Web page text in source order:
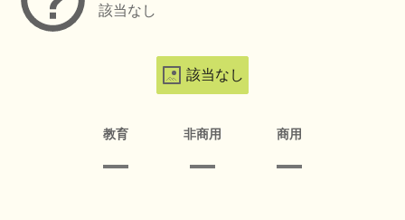
該当なし
該当なし
教育 非商用 商用